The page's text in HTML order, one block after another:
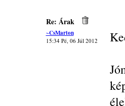
Re: Árak
~CsMarton
15:34 Pé, 06 Júl 2012